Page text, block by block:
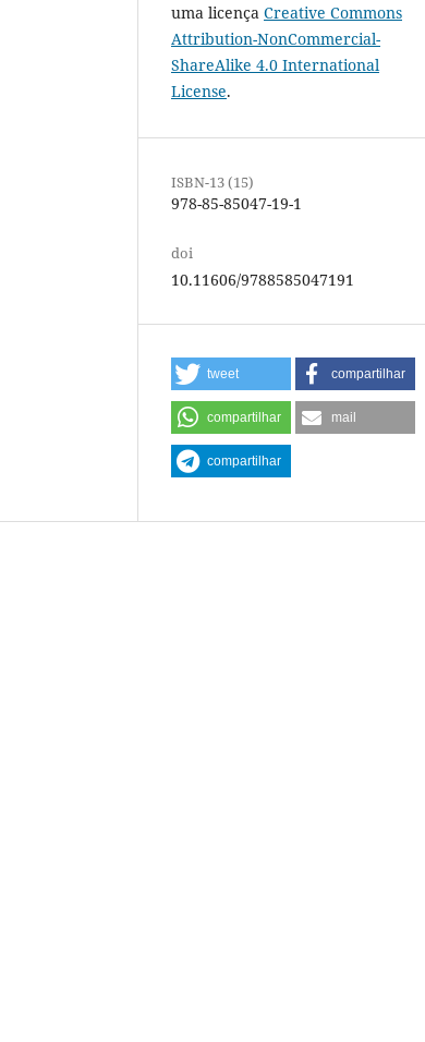
uma licença Creative Commons
Attribution-NonCommercial-
ShareAlike 4.0 International
License.
ISBN-13 (15)
978-85-85047-19-1
doi
10.11606/9788585047191
tweet compartilhar
compartilhar mail
compartilhar